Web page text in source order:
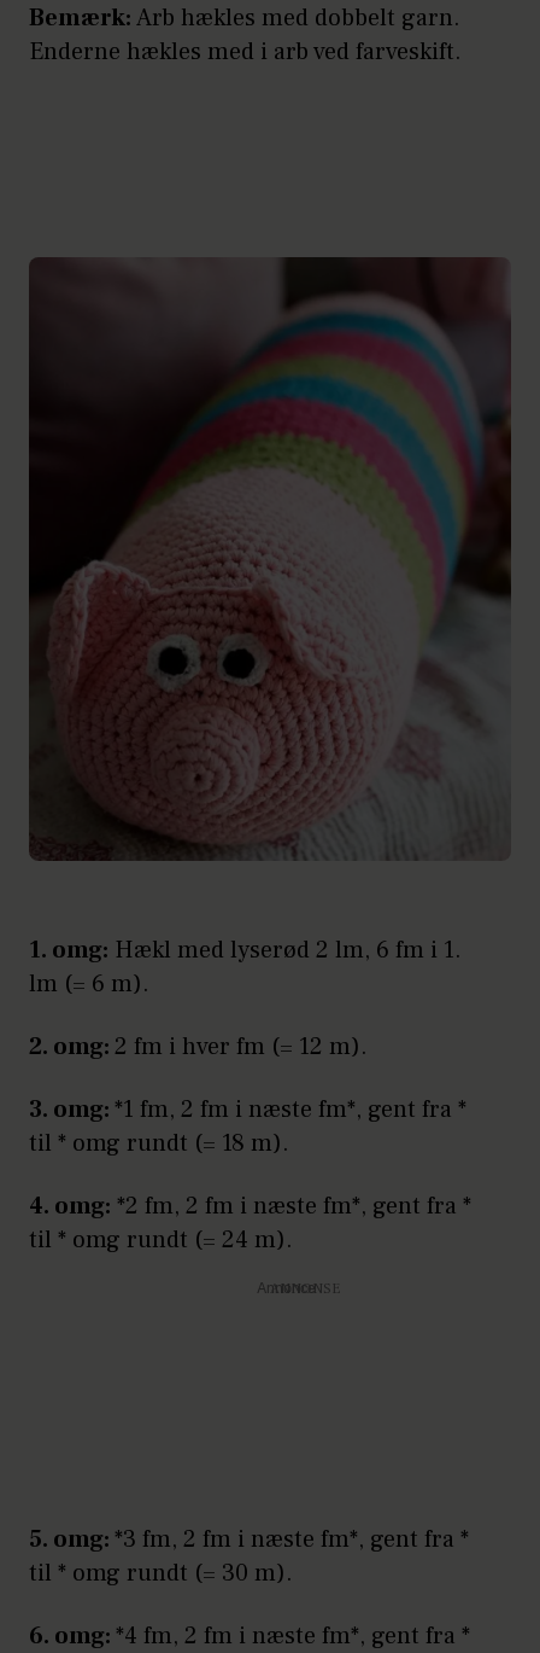
Bemærk:Arb hækles med dobbelt garn.
Enderne hækles med i arb ved farveskift.
1. omg: Hækl med lyserød 2 lm, 6 fm i 1.
lm (= 6 m).
2. omg:2 fm i hver fm (= 12 m).
3. omg: *1 fm, 2 fm i næste fm*, gent fra *
til * omg rundt (= 18 m).
4. omg: *2 fm, 2 fm i næste fm*, gent fra *
til * omg rundt (= 24 m).
Annonce
5. omg: *3 fm, 2 fm i næste fm*, gent fra *
til * omg rundt (= 30 m).
6. omg: *4 fm, 2 fm i næste fm*, gent fra *